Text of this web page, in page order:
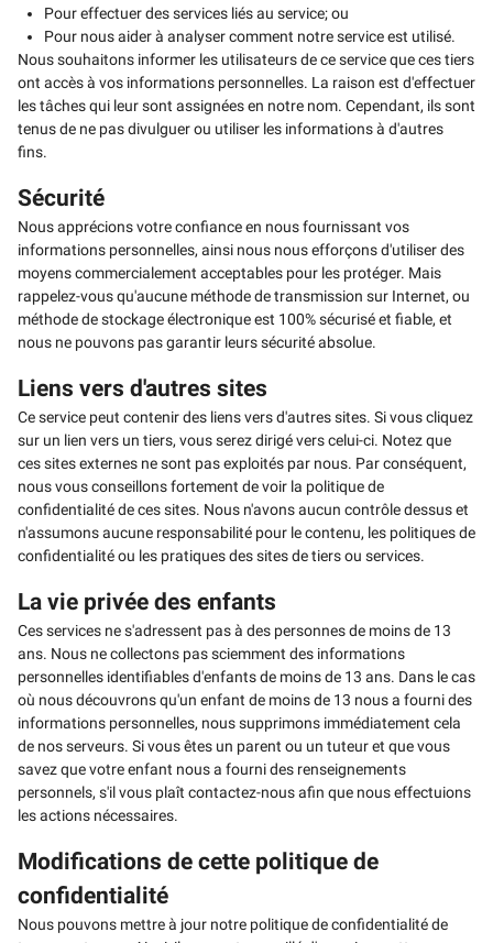
Pour effectuer des services liés au service; ou
Pour nous aider à analyser comment notre service est utilisé.
Nous souhaitons informer les utilisateurs de ce service que ces tiers
ont accès à vos informations personnelles. La raison est d'effectuer
les tâches qui leur sont assignées en notre nom. Cependant, ils sont
tenus de ne pas divulguer ou utiliser les informations à d'autres
fins.
Sécurité
Nous apprécions votre confiance en nous fournissant vos
informations personnelles, ainsi nous nous efforçons d'utiliser des
moyens commercialement acceptables pour les protéger. Mais
rappelez-vous qu'aucune méthode de transmission sur Internet, ou
méthode de stockage électronique est 100% sécurisé et fiable, et
nous ne pouvons pas garantir leurs sécurité absolue.
Liens vers d'autres sites
Ce service peut contenir des liens vers d'autres sites. Si vous cliquez
sur un lien vers un tiers, vous serez dirigé vers celui-ci. Notez que
ces sites externes ne sont pas exploités par nous. Par conséquent,
nous vous conseillons fortement de voir la politique de
confidentialité de ces sites. Nous n'avons aucun contrôle dessus et
n'assumons aucune responsabilité pour le contenu, les politiques de
confidentialité ou les pratiques des sites de tiers ou services.
La vie privée des enfants
Ces services ne s'adressent pas à des personnes de moins de 13
ans. Nous ne collectons pas sciemment des informations
personnelles identifiables d'enfants de moins de 13 ans. Dans le cas
où nous découvrons qu'un enfant de moins de 13 nous a fourni des
informations personnelles, nous supprimons immédiatement cela
de nos serveurs. Si vous êtes un parent ou un tuteur et que vous
savez que votre enfant nous a fourni des renseignements
personnels, s'il vous plaît contactez-nous afin que nous effectuions
les actions nécessaires.
Modifications de cette politique de
confidentialité
Nous pouvons mettre à jour notre politique de confidentialité de